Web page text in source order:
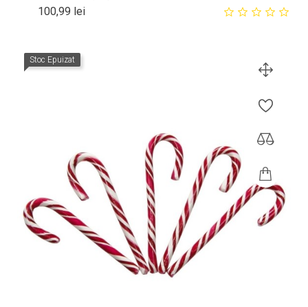
100,99 leiPret
Stoc Epuizat